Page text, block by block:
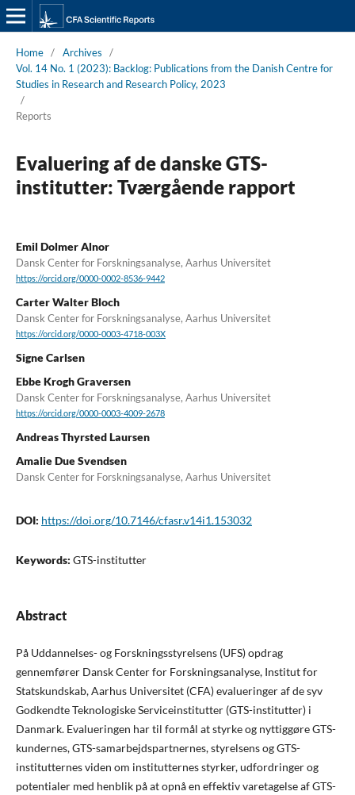
Home / Archives
/
Vol. 14 No. 1 (2023): Backlog: Publications from the Danish Centre for
Studies in Research and Research Policy, 2023
/
Reports
Evaluering af de danske GTS-
institutter: Tværgående rapport
Emil Dolmer Alnor
Dansk Center for Forskningsanalyse, Aarhus Universitet
https://orcid.org/0000-0002-8536-9442
Carter Walter Bloch
Dansk Center for Forskningsanalyse, Aarhus Universitet
https://orcid.org/0000-0003-4718-003X
Signe Carlsen
Ebbe Krogh Graversen
Dansk Center for Forskningsanalyse, Aarhus Universitet
https://orcid.org/0000-0003-4009-2678
Andreas Thyrsted Laursen
Amalie Due Svendsen
Dansk Center for Forskningsanalyse, Aarhus Universitet
DOI: https://doi.org/10.7146/cfasr.v14i1.153032
Keywords: GTS-institutter
Abstract
På Uddannelses- og Forskningsstyrelsens (UFS) opdrag
gennemfører Dansk Center for Forskningsanalyse, Institut for
Statskundskab, Aarhus Universitet (CFA) evalueringer af de syv
Godkendte Teknologiske Serviceinstitutter (GTS-institutter) i
Danmark. Evalueringen har til formål at styrke og nyttiggøre GTS-
kundernes, GTS-samarbejdspartnernes, styrelsens og GTS-
institutternes viden om institutternes styrker, udfordringer og
potentialer med henblik på at opnå en effektiv varetagelse af GTS-